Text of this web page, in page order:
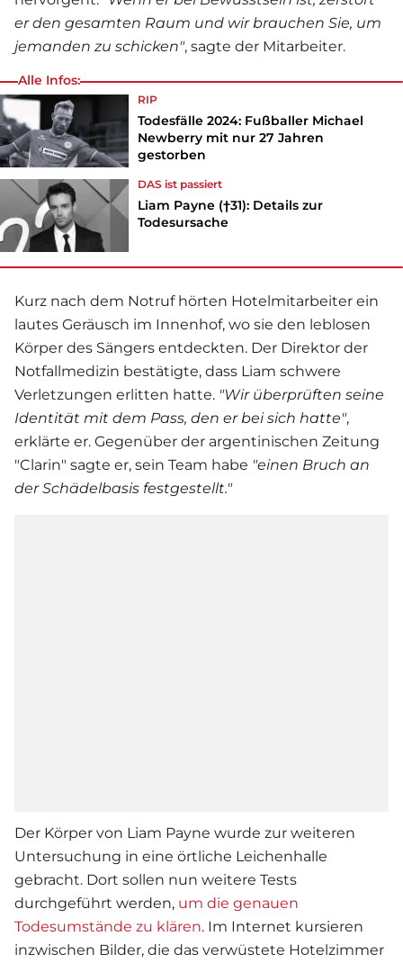
er den gesamten Raum und wir brauchen Sie, um
jemanden zu schicken", sagte der Mitarbeiter.
Alle Infos:
RIP
Todesfälle 2024: Fußballer Michael
Newberry mit nur 27 Jahren
gestorben
DAS ist passiert
Liam Payne (†31): Details zur
Todesursache
Kurz nach dem Notruf hörten Hotelmitarbeiter ein
lautes Geräusch im Innenhof, wo sie den leblosen
Körper des Sängers entdeckten. Der Direktor der
Notfallmedizin bestätigte, dass Liam schwere
Verletzungen erlitten hatte. "Wir überprüften seine
Identität mit dem Pass, den er bei sich hatte",
erklärte er. Gegenüber der argentinischen Zeitung
"Clarin" sagte er, sein Team habe "einen Bruch an
der Schädelbasis festgestellt."
Der Körper von Liam Payne wurde zur weiteren
Untersuchung in eine örtliche Leichenhalle
gebracht. Dort sollen nun weitere Tests
durchgeführt werden, um die genauen
Todesumstände zu klären. Im Internet kursieren
inzwischen Bilder, die das verwüstete Hotelzimmer